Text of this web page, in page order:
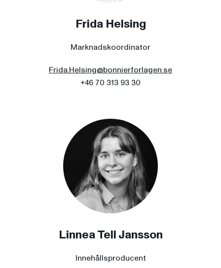
Frida Helsing
Marknadskoordinator
Frida.Helsing@bonnierforlagen.se
+46 70 313 93 30
Linnea Tell Jansson
Innehållsproducent